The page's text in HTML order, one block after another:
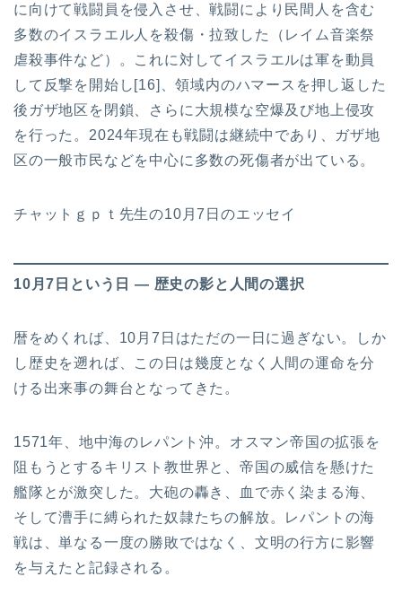
に向けて戦闘員を侵入させ、戦闘により民間人を含む
多数のイスラエル人を殺傷・拉致した（レイム音楽祭
虐殺事件など）。これに対してイスラエルは軍を動員
して反撃を開始し[16]、領域内のハマースを押し返した
後ガザ地区を閉鎖、さらに大規模な空爆及び地上侵攻
を行った。2024年現在も戦闘は継続中であり、ガザ地
区の一般市民などを中心に多数の死傷者が出ている。
チャットｇｐｔ先生の10月7日のエッセイ
10月7日という日 ― 歴史の影と人間の選択
暦をめくれば、10月7日はただの一日に過ぎない。しか
し歴史を遡れば、この日は幾度となく人間の運命を分
ける出来事の舞台となってきた。
1571年、地中海のレパント沖。オスマン帝国の拡張を
阻もうとするキリスト教世界と、帝国の威信を懸けた
艦隊とが激突した。大砲の轟き、血で赤く染まる海、
そして漕手に縛られた奴隷たちの解放。レパントの海
戦は、単なる一度の勝敗ではなく、文明の行方に影響
を与えたと記録される。